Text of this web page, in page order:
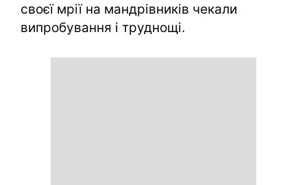
своєї мрії на мандрівників чекали
випробування і труднощі.